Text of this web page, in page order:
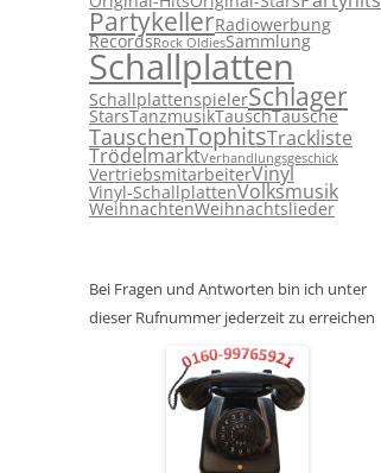
PartykellerRadiowerbung
RecordsRock OldiesSammlung
Schallplatten
SchallplattenspielerSchlager
StarsTanzmusikTauschTausche
TauschenTophitsTrackliste
TrödelmarktVerhandlungsgeschick
VertriebsmitarbeiterVinyl
Vinyl-SchallplattenVolksmusik
WeihnachtenWeihnachtslieder
Bei Fragen und Antworten bin ich unter
dieser Rufnummer jederzeit zu erreichen